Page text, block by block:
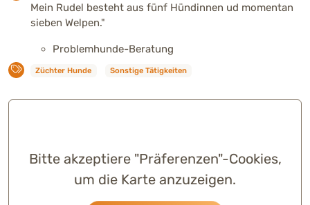
Mein Rudel besteht aus fünf Hündinnen ud momentan
sieben Welpen."
Problemhunde-Beratung
Züchter Hunde Sonstige Tätigkeiten
Bitte akzeptiere "Präferenzen"-Cookies,
um die Karte anzuzeigen.